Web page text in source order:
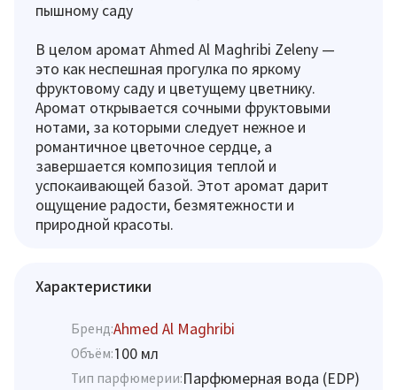
пышному саду
В целом аромат Ahmed Al Maghribi Zeleny —
это как неспешная прогулка по яркому
фруктовому саду и цветущему цветнику.
Аромат открывается сочными фруктовыми
нотами, за которыми следует нежное и
романтичное цветочное сердце, а
завершается композиция теплой и
успокаивающей базой. Этот аромат дарит
ощущение радости, безмятежности и
природной красоты.
Характеристики
Бренд:Ahmed Al Maghribi
Объём:100 мл
Тип парфюмерии:Парфюмерная вода (EDP)